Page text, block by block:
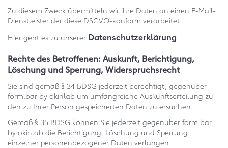
Zu diesem Zweck übermitteln wir ihre Daten an einen E-Mail-
Dienstleister der diese DSGVO-konform verarbeitet.
Hier geht es zu unserer Datenschutzerklärung.
Rechte des Betroffenen: Auskunft, Berichtigung,
Löschung und Sperrung, Widerspruchsrecht
Sie sind gemäß § 34 BDSG jederzeit berechtigt, gegenüber
form.bar by okinlab um umfangreiche Auskunftserteilung zu
den zu Ihrer Person gespeicherten Daten zu ersuchen.
Gemäß § 35 BDSG können Sie jederzeit gegenüber form.bar
by okinlab die Berichtigung, Löschung und Sperrung
einzelner personenbezogener Daten verlangen.